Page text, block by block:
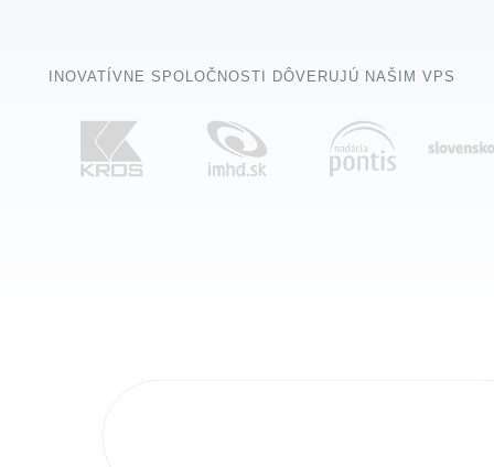
INOVATÍVNE SPOLOČNOSTI DÔVERUJÚ NAŠIM VPS